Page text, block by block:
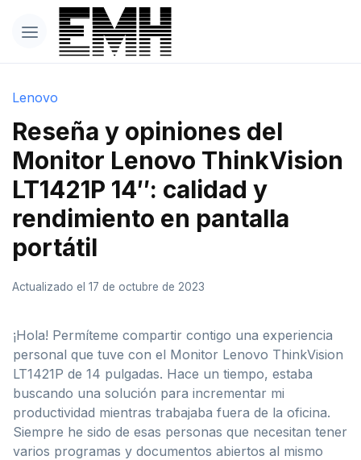
Lenovo
Reseña y opiniones del
Monitor Lenovo ThinkVision
LT1421P 14″: calidad y
rendimiento en pantalla
portátil
Actualizado el 17 de octubre de 2023
¡Hola! Permíteme compartir contigo una experiencia
personal que tuve con el Monitor Lenovo ThinkVision
LT1421P de 14 pulgadas. Hace un tiempo, estaba
buscando una solución para incrementar mi
productividad mientras trabajaba fuera de la oficina.
Siempre he sido de esas personas que necesitan tener
varios programas y documentos abiertos al mismo